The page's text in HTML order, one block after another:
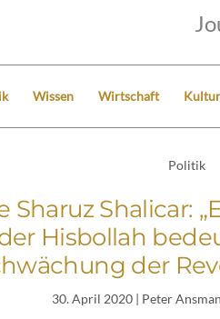
Wissen Wirtschaft Kultur
Politik
Sharuz Shalicar:
Hisbollah
der
30. April 2020| Peter